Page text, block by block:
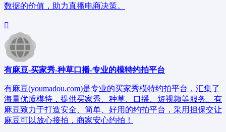
数据的价值，助力直播电商决策。
有麻豆-买家秀-种草口播-专业的模特约拍平台
有麻豆(youmadou.com)是专业的买家秀模特约拍平台，汇集了
海量优质模特，提供买家秀、种草、口播、短视频等服务。有
麻豆致力于打造安全、简单、好用的约拍平台，采用担保交让
麻豆可以放心接拍，商家安心约拍！